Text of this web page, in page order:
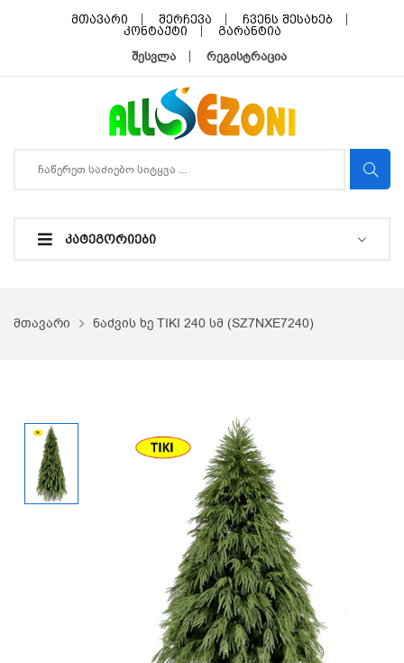
მთავარი შერჩევა
ჩვენს შესახებ
კონტაქტი
გარანტია
შესვლა რეგისტრაცია
ᲙᲐᲢᲔᲒᲝᲠᲘᲔᲑᲘ
მთავარი ნაძვის ხე TIKI 240 სმ (SZ7NXE7240)